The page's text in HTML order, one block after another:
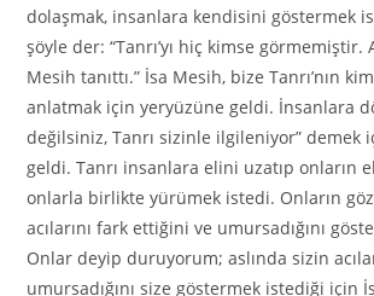
dolaşmak, insanlara kendisini göstermek
şöyle der: “Tanrı’yı hiç kimse
Mesih tanıttı.” İsa Mesih, bize Tanrı’nın
anlatmak için yeryüzüne geldi. İnsanlara
değilsiniz, Tanrı sizinle ilgileniyor” demek
geldi. Tanrı insanlara elini uzatıp onların
onlarla birlikte yürümek istedi. Onların
acılarını fark ettiğini ve umursadığını
Onlar deyip duruyorum; aslında sizin
umursadığını size göstermek istediği için